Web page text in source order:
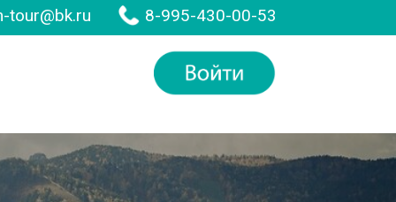
tour@bk.ru 8-995-430-00-53